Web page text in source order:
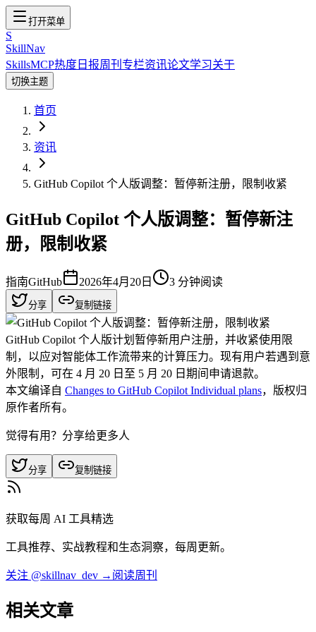
打开菜单
S
SkillNav
SkillsMCP热度 日报周刊 专栏资讯论文学习关于
切换主题
首页
资讯
GitHub Copilot 个人版调整：暂停新注册，限制收紧
GitHub Copilot 个人版调整：暂停新注
册，限制收紧
指南GitHub 2026年4月20日 3 分钟阅读
分享 复制链接
GitHub Copilot 个人版计划暂停新用户注册，并收紧使用限
制，以应对智能体工作流带来的计算压力。现有用户若遇到意
外限制，可在 4 月 20 日至 5 月 20 日期间申请退款。
本文编译自 Changes to GitHub Copilot Individual plans，版权归
原作者所有。
觉得有用？分享给更多人
分享 复制链接
获取每周 AI 工具精选
工具推荐、实战教程和生态洞察，每周更新。
关注 @skillnav_dev → 阅读周刊
相关文章